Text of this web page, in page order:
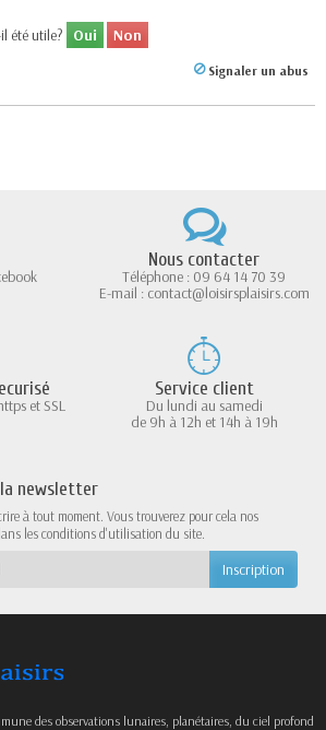
été utile? Oui Non
Signaler un abus
Nous contacter
Téléphone : 09 64 14 70 39
E-mail : contact@loisirsplaisirs.com
et SSL
Service client
Du lundi au samedi
de 9h à 12h et 14h à 19h
newsletter
à tout moment. Vous trouverez pour cela nos
les conditions d'utilisation du site.
des observations lunaires, planétaires, du ciel profond